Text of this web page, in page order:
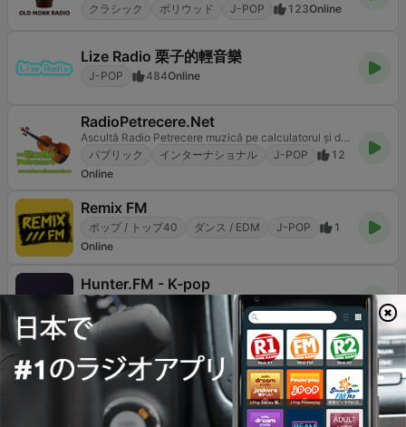
クラシック
ボリウッド J-POP 123Online
Lize Radio 栗子的輕音樂
J-POP 484Online
RadioPetrecere.Net
Ascultă Radio Petrecere muzică pe calculatorul și dispozitivul dvs. Android și iOS
パブリック
インターナショナル J-POP
12
Online
Remix FM
ポップ / トップ40 ダンス / EDM J-POP
1
Online
Hunter.FM - K-pop
Música é tudo!
J-POP
K-POP 103 Online
Radio ROT WEISS ROT
100% Musik aus Österreich
ローカル
J-POP 140